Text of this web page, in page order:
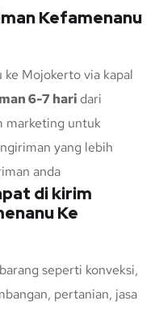
Kefamenanu
Mojokerto via kapal
6-7 hari dari
marketing untuk
yang lebih
anda
di kirim
Ke
seperti konveksi,
pertanian, jasa